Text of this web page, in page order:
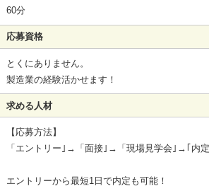
60分
応募資格
とくにありません。
製造業の経験活かせます！
求める人材
【応募方法】
「エントリー｣→「面接｣→「現場見学会｣→｢内
エントリーから最短1日で内定も可能！